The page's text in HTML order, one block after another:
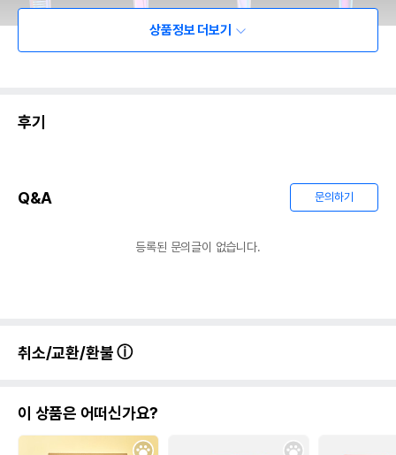
상품정보 더보기
후기
Q&A 문의하기
등록된 문의글이 없습니다.
취소/교환/환불
이 상품은 어떠신가요?